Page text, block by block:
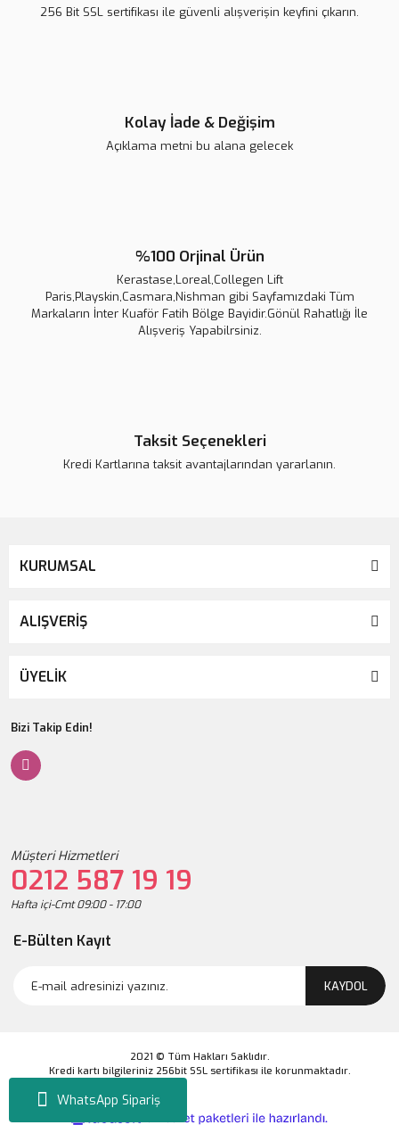
WhatsApp Sipariş
256 Bit SSL sertifikası ile güvenli alışverişin keyfini çıkarın.
Kolay İade & Değişim
Açıklama metni bu alana gelecek
%100 Orjinal Ürün
Kerastase,Loreal,Collegen Lift
Paris,Playskin,Casmara,Nishman gibi Sayfamızdaki Tüm
Markaların İnter Kuaför Fatih Bölge Bayidir.Gönül Rahatlığı İle
Alışveriş Yapabilrsiniz.
Taksit Seçenekleri
Kredi Kartlarına taksit avantajlarından yararlanın.
KURUMSAL
ALIŞVERİŞ
ÜYELİK
Bizi Takip Edin!
Müşteri Hizmetleri
0212 587 19 19
Hafta içi-Cmt 09:00 - 17:00
E-Bülten Kayıt
KAYDOL
2021 © Tüm Hakları Saklıdır.
Kredi kartı bilgileriniz 256bit SSL sertifikası ile korunmaktadır.
e-